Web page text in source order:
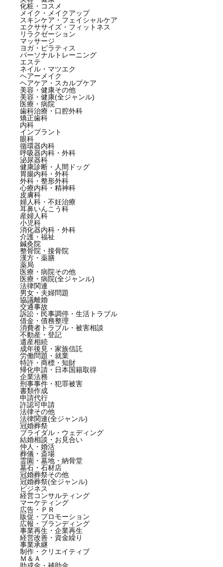
化粧・コスメ
メイク・メイクアップ
スキンケア・フェイシャルケア
エクササイズ・フィットネス
リラクゼーション
マッサージ
ヨガ・ピラティス
パーソナルトレーニング
エステ
ネイル・マツエク
ヘアーメイク
ヘアケア・スカルプケア
美容・健康その他
美容・健康(全ジャンル)
医療・病院
歯科治療・口腔外科
矯正歯科
内科
インプラント
眼科
循環器内科
呼吸器内科・外科
泌尿器科
健康診断・人間ドッグ
胃腸内科・外科
外科・整形外科
心療内科・精神科
皮膚科
婦人科・不妊治療
耳鼻いんこう科
産婦人科
小児科
消化器内科・外科
介護・福祉
鍼灸院
整骨院・接骨院
漢方・薬膳
薬局
医療・病院その他
医療・病院(全ジャンル)
法律関連
男女・夫婦問題
協議離婚
交通事故
訴訟・民事調停・生活トラブル
借金・債務整理
消費者トラブル・被害相談
不動産・登記
遺産相続
成年後見・家族信託
労働問題・就業
特許・商標・知財
帰化申請・日本国籍取得
企業法務
刑事事件・犯罪被害
書類作成
申請代行
許認可申請
法律その他
法律関連(全ジャンル)
冠婚葬祭
ブライダル・ウェディング
結婚相談・お見合い
仲人・婚活
葬儀・斎場
霊園・墓地・納骨堂
墓石・石材店
冠婚葬祭その他
冠婚葬祭(全ジャンル)
ビジネス
経営コンサルティング
マーケティング
広告・ＰＲ
販促・プロモーション
広報・ブランディング
事業再生・企業再生
経営改善・資金繰り
事業承継
制作・クリエイティブ
Ｍ＆Ａ